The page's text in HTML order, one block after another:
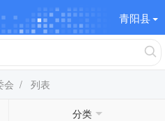
青阳县
会 / 列表
分类